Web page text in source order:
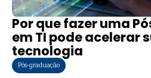
Por que fazer uma
em TI pode acelerar
tecnologia
Pós-graduação